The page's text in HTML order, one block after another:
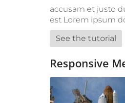
accusam et justo
est Lorem ipsum
See the tutorial
Responsive